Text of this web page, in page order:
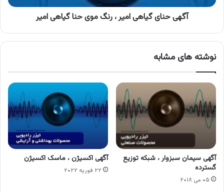
گیاهی
آگهی حنای گیاهی امیر ، رنگ موی حنا گیاهی امیر
نوشته های مشابه
آگهی سیمان سبزوار ، شبکه توزیع
گسترده
۰۵ می ۲۰۱۸
آگهی اکسیژن ، ماسک اکسیژن
۲۲ فوریه ۲۰۲۲